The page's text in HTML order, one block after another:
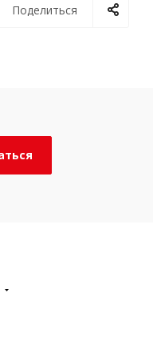
Поделиться